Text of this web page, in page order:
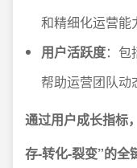
和精细化运营能
用户活跃度：
帮助运营团队动
通过用户成长指标
存-转化-裂变”的全